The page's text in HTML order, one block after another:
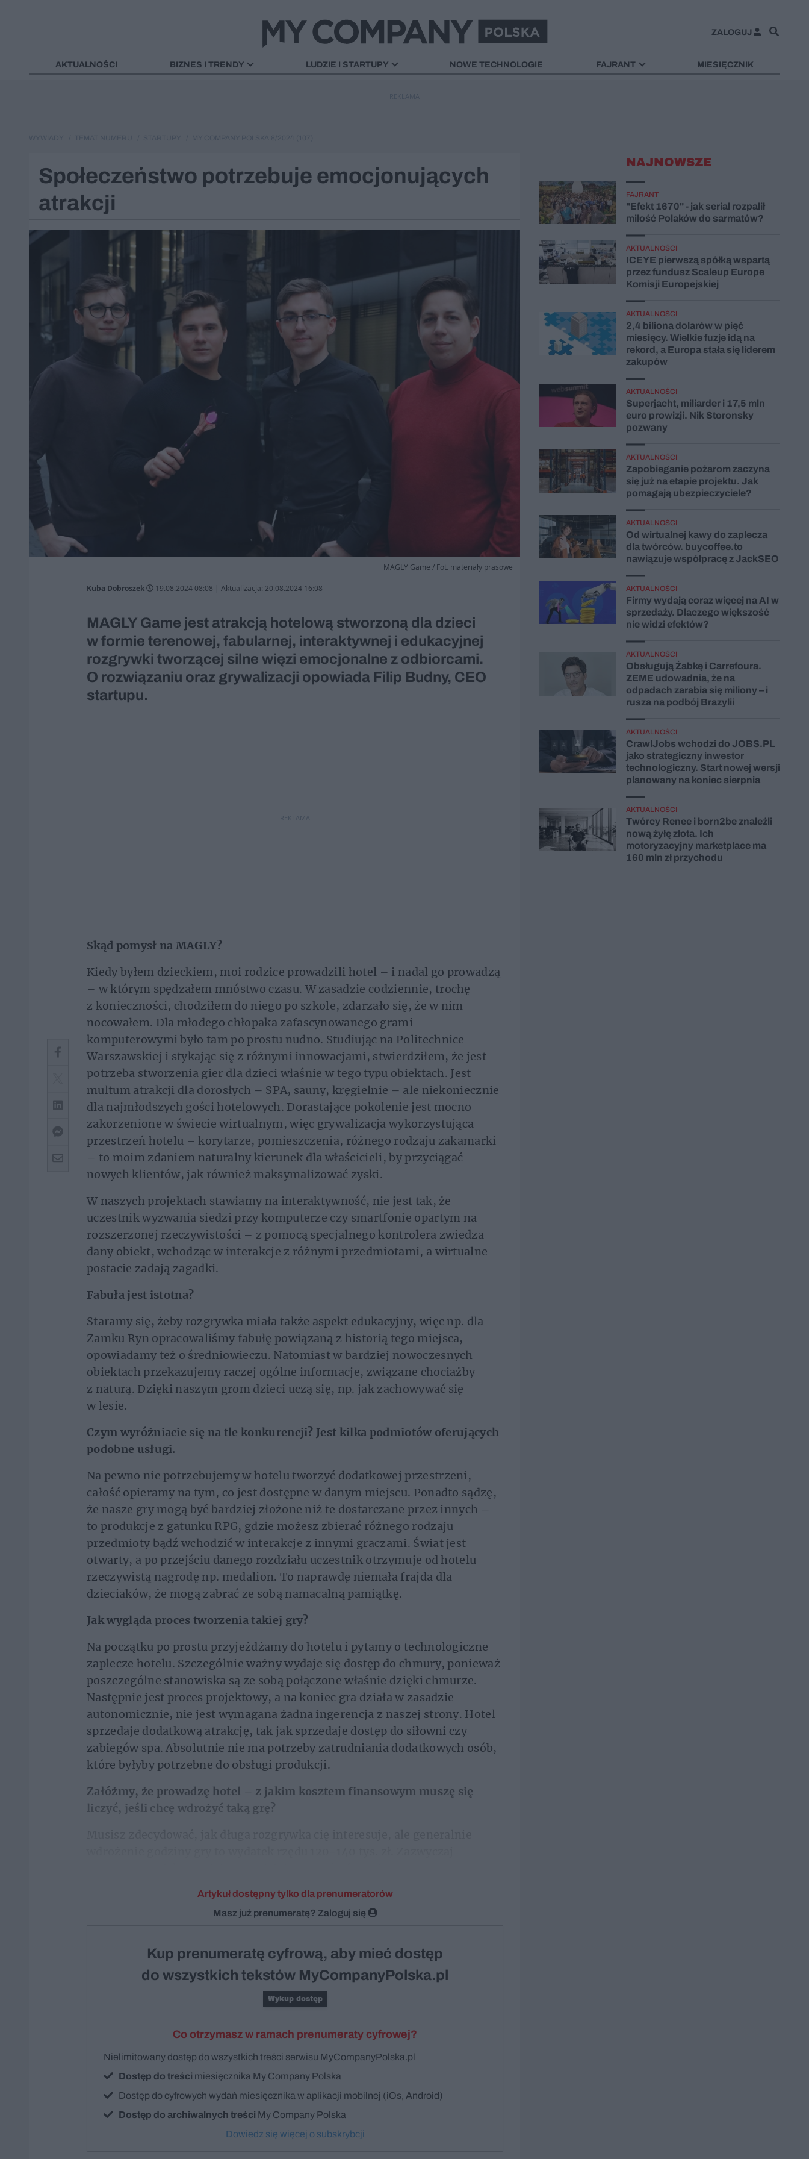
ZALOGUJ
AKTUALNOŚCI BIZNES I TRENDY LUDZIE I STARTUPY NOWE TECHNOLOGIE FAJRANT MIESIĘCZNIK
Społeczeństwo potrzebuje emocjonujących
atrakcji
MAGLY Game / Fot. materiały prasowe
Kuba Dobroszek 19.08.2024 08:08 | Aktualizacja: 20.08.2024 16:08
MAGLY Game jest atrakcją hotelową stworzoną dla dzieci
w formie terenowej, fabularnej, interaktywnej i edukacyjnej
rozgrywki tworzącej silne więzi emocjonalne z odbiorcami.
O rozwiązaniu oraz grywalizacji opowiada Filip Budny, CEO
startupu.
REKLAMA
Skąd pomysł na MAGLY?
Kiedy byłem dzieckiem, moi rodzice prowadzili hotel – i nadal go prowadzą
– w którym spędzałem mnóstwo czasu. W zasadzie codziennie, trochę
z konieczności, chodziłem do niego po szkole, zdarzało się, że w nim
nocowałem. Dla młodego chłopaka zafascynowanego grami
komputerowymi było tam po prostu nudno. Studiując na Politechnice
Warszawskiej i stykając się z różnymi innowacjami, stwierdziłem, że jest
potrzeba stworzenia gier dla dzieci właśnie w tego typu obiektach. Jest
multum atrakcji dla dorosłych – SPA, sauny, kręgielnie – ale niekoniecznie
dla najmłodszych gości hotelowych. Dorastające pokolenie jest mocno
zakorzenione w świecie wirtualnym, więc grywalizacja wykorzystująca
przestrzeń hotelu – korytarze, pomieszczenia, różnego rodzaju zakamarki
– to moim zdaniem naturalny kierunek dla właścicieli, by przyciągać
nowych klientów, jak również maksymalizować zyski.
W naszych projektach stawiamy na interaktywność, nie jest tak, że
uczestnik wyzwania siedzi przy komputerze czy smartfonie opartym na
rozszerzonej rzeczywistości – z pomocą specjalnego kontrolera zwiedza
dany obiekt, wchodząc w interakcje z różnymi przedmiotami, a wirtualne
postacie zadają zagadki.
Fabuła jest istotna?
Staramy się, żeby rozgrywka miała także aspekt edukacyjny, więc np. dla
Zamku Ryn opracowaliśmy fabułę powiązaną z historią tego miejsca,
opowiadamy też o średniowieczu. Natomiast w bardziej nowoczesnych
obiektach przekazujemy raczej ogólne informacje, związane chociażby
z naturą. Dzięki naszym grom dzieci uczą się, np. jak zachowywać się
w lesie.
Czym wyróżniacie się na tle konkurencji? Jest kilka podmiotów oferujących
podobne usługi.
Na pewno nie potrzebujemy w hotelu tworzyć dodatkowej przestrzeni,
całość opieramy na tym, co jest dostępne w danym miejscu. Ponadto sądzę,
że nasze gry mogą być bardziej złożone niż te dostarczane przez innych –
to produkcje z gatunku RPG, gdzie możesz zbierać różnego rodzaju
przedmioty bądź wchodzić w interakcje z innymi graczami. Świat jest
otwarty, a po przejściu danego rozdziału uczestnik otrzymuje od hotelu
rzeczywistą nagrodę np. medalion. To naprawdę niemała frajda dla
dzieciaków, że mogą zabrać ze sobą namacalną pamiątkę.
Jak wygląda proces tworzenia takiej gry?
Na początku po prostu przyjeżdżamy do hotelu i pytamy o technologiczne
zaplecze hotelu. Szczególnie ważny wydaje się dostęp do chmury, ponieważ
poszczególne stanowiska są ze sobą połączone właśnie dzięki chmurze.
Następnie jest proces projektowy, a na koniec gra działa w zasadzie
autonomicznie, nie jest wymagana żadna ingerencja z naszej strony. Hotel
sprzedaje dodatkową atrakcję, tak jak sprzedaje dostęp do siłowni czy
zabiegów spa. Absolutnie nie ma potrzeby zatrudniania dodatkowych osób,
które byłyby potrzebne do obsługi produkcji.
Załóżmy, że prowadzę hotel – z jakim kosztem finansowym muszę się
liczyć, jeśli chcę wdrożyć taką grę?
Artykuł dostępny tylko dla prenumeratorów
Masz już prenumeratę? Zaloguj się
Kup prenumeratę cyfrową, aby mieć dostęp
do wszystkich tekstów MyCompanyPolska.pl
Wykup dostęp
Co otrzymasz w ramach prenumeraty cyfrowej?
Nielimitowany dostęp do wszystkich treści serwisu MyCompanyPolska.pl
Dostęp do treści miesięcznika My Company Polska
Dostęp do cyfrowych wydań miesięcznika w aplikacji mobilnej (iOs, Android)
Dostęp do archiwalnych treści My Company Polska
Dowiedz się więcej o subskrybcji
NAJNOWSZE
FAJRANT
"Efekt 1670" - jak serial rozpalił
miłość Polaków do sarmatów?
AKTUALNOŚCI
ICEYE pierwszą spółką wspartą
przez fundusz Scaleup Europe
Komisji Europejskiej
AKTUALNOŚCI
2,4 biliona dolarów w pięć
miesięcy. Wielkie fuzje idą na
rekord, a Europa stała się liderem
zakupów
AKTUALNOŚCI
Superjacht, miliarder i 17,5 mln
euro prowizji. Nik Storonsky
pozwany
AKTUALNOŚCI
Zapobieganie pożarom zaczyna
się już na etapie projektu. Jak
pomagają ubezpieczyciele?
AKTUALNOŚCI
Od wirtualnej kawy do zaplecza
dla twórców. buycoffee.to
nawiązuje współpracę z JackSEO
AKTUALNOŚCI
Firmy wydają coraz więcej na AI w
sprzedaży. Dlaczego większość
nie widzi efektów?
AKTUALNOŚCI
Obsługują Żabkę i Carrefoura.
ZEME udowadnia, że na
odpadach zarabia się miliony – i
rusza na podbój Brazylii
AKTUALNOŚCI
CrawlJobs wchodzi do JOBS.PL
jako strategiczny inwestor
technologiczny. Start nowej wersji
planowany na koniec sierpnia
AKTUALNOŚCI
Twórcy Renee i born2be znaleźli
nową żyłę złota. Ich
motoryzacyjny marketplace ma
160 mln zł przychodu